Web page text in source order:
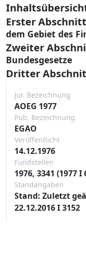
Erster Abschnitt
dem Gebiet des
Zweiter
Bundesgesetze
Dritter
Jur. Bezeichnung
AOEG 1977
Pub. Bezeichnung
EGAO
Veröffentlicht
14.12.1976
Fundstellen
1976, 3341 (1977 I
Standangaben
Stand: Zuletzt
22.12.2016 I 3152